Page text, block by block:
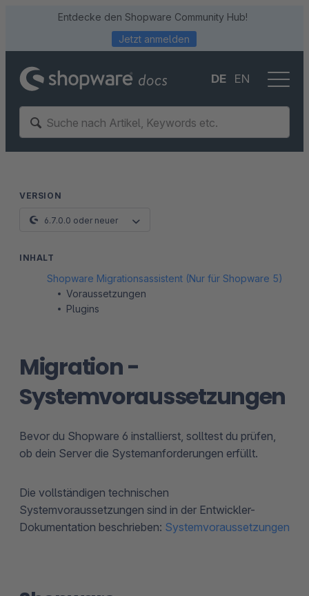
Entdecke den Shopware Community Hub!
Jetzt anmelden
DE EN
Migration -
Systemvoraussetzungen
Bevor du Shopware 6 installierst, solltest du prüfen,
ob dein Server die Systemanforderungen erfüllt.
Die vollständigen technischen
Systemvoraussetzungen sind in der Entwickler-
Dokumentation beschrieben: Systemvoraussetzungen
VERSION
6.7.0.0 oder neuer
INHALT
Shopware Migrationsassistent (Nur für Shopware 5)
Voraussetzungen
Plugins